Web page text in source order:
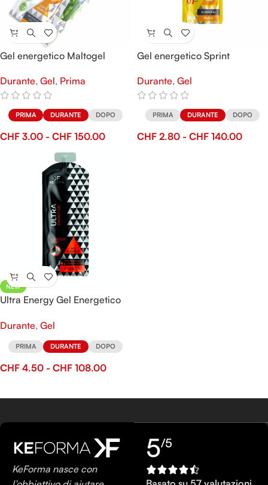
Gel energetico Maltogel
Durante, Gel, Prima
PRIMA DURANTE DOPO
CHF 3.00 - CHF 150.00
Gel energetico Sprint
Durante, Gel
PRIMA DURANTE DOPO
CHF 2.80 - CHF 140.00
NEW
Ultra Energy Gel Energetico
Durante, Gel
PRIMA DURANTE DOPO
CHF 4.50 - CHF 108.00
KeForma nasce con
5/5